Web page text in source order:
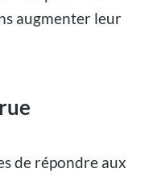
augmenter leur
de répondre aux